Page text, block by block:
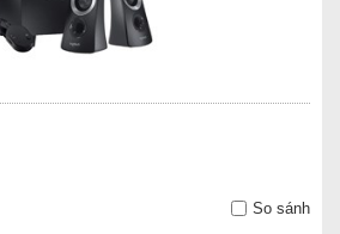
So sánh